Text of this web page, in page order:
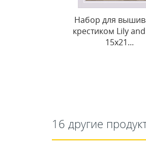
Набор для
крестиком Роза и
черешня...
16 другие